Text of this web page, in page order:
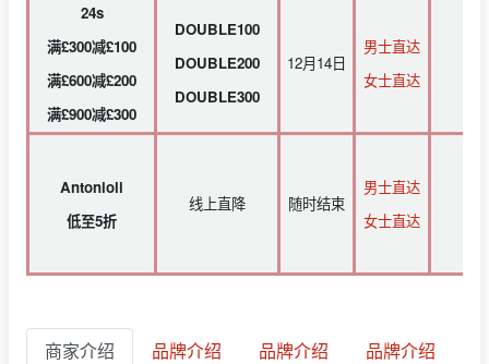
24s
满£300减£100
满£600减£200
满£900减£300
DOUBLE100
DOUBLE200
DOUBLE300
12月14日
男士直达
女士直达
Antonioli
低至5折
线上直降 随时结束
男士直达
女士直达
商家介绍 品牌介绍 品牌介绍
品牌介绍